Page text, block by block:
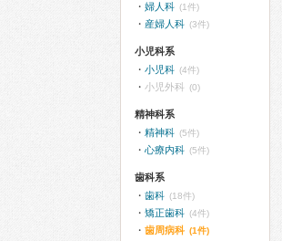
婦人科 (1件)
産婦人科 (3件)
小児科系
小児科 (4件)
小児外科 (0)
精神科系
精神科 (5件)
心療内科 (5件)
歯科系
歯科 (18件)
矯正歯科 (4件)
歯周病科 (1件)